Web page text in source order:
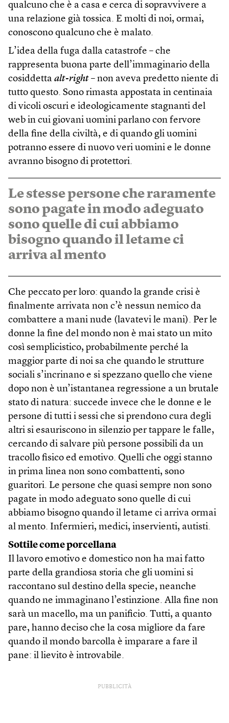
qualcuno che è a casa e cerca di sopravvivere a
una relazione già tossica. E molti di noi, ormai,
conoscono qualcuno che è malato.
L’idea della fuga dalla catastrofe – che
rappresenta buona parte dell’immaginario della
cosiddetta alt-right – non aveva predetto niente di
tutto questo. Sono rimasta appostata in centinaia
di vicoli oscuri e ideologicamente stagnanti del
web in cui giovani uomini parlano con fervore
della fine della civiltà, e di quando gli uomini
potranno essere di nuovo veri uomini e le donne
avranno bisogno di protettori.
Le stesse persone che raramente
sono pagate in modo adeguato
sono quelle di cui abbiamo
bisogno quando il letame ci
arriva al mento
Che peccato per loro: quando la grande crisi è
finalmente arrivata non c’è nessun nemico da
combattere a mani nude (lavatevi le mani). Per le
donne la fine del mondo non è mai stato un mito
così semplicistico, probabilmente perché la
maggior parte di noi sa che quando le strutture
sociali s’incrinano e si spezzano quello che viene
dopo non è un’istantanea regressione a un brutale
stato di natura: succede invece che le donne e le
persone di tutti i sessi che si prendono cura degli
altri si esauriscono in silenzio per tappare le falle,
cercando di salvare più persone possibili da un
tracollo fisico ed emotivo. Quelli che oggi stanno
in prima linea non sono combattenti, sono
guaritori. Le persone che quasi sempre non sono
pagate in modo adeguato sono quelle di cui
abbiamo bisogno quando il letame ci arriva ormai
al mento. Infermieri, medici, inservienti, autisti.
Sottile come porcellana
Il lavoro emotivo e domestico non ha mai fatto
parte della grandiosa storia che gli uomini si
raccontano sul destino della specie, neanche
quando ne immaginano l’estinzione. Alla fine non
sarà un macello, ma un panificio. Tutti, a quanto
pare, hanno deciso che la cosa migliore da fare
quando il mondo barcolla è imparare a fare il
pane: il lievito è introvabile.
PUBBLICITÀ